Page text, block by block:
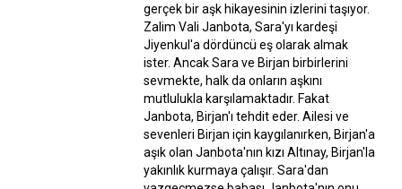
gerçek bir aşk hikayesinin izlerini taşıyor.
Zalim Vali Janbota, Sara'yı kardeşi
Jiyenkul'a dördüncü eş olarak almak
ister. Ancak Sara ve Birjan birbirlerini
sevmekte, halk da onların aşkını
mutlulukla karşılamaktadır. Fakat
Janbota, Birjan'ı tehdit eder. Ailesi ve
sevenleri Birjan için kaygılanırken, Birjan'a
aşık olan Janbota'nın kızı Altınay, Birjan'la
yakınlık kurmaya çalışır. Sara'dan